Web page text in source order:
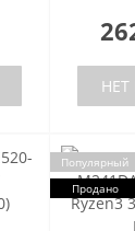
Популярный
Продано